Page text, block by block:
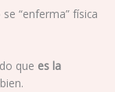
“enferma” física
que es la